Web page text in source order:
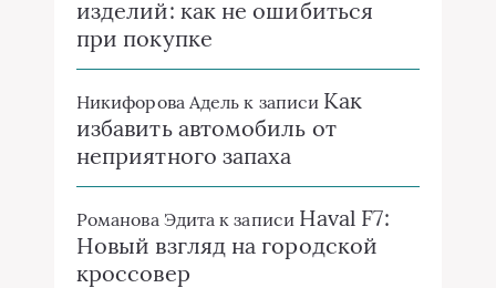
изделий: как не ошибиться
при покупке
Никифорова Адель к записи Как
избавить автомобиль от
неприятного запаха
Романова Эдита к записи Haval F7:
Новый взгляд на городской
кроссовер